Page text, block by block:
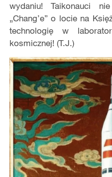
wydaniu! Taikonauci
„Chang’e” o locie na
technologię w
kosmicznej! (T.J.)